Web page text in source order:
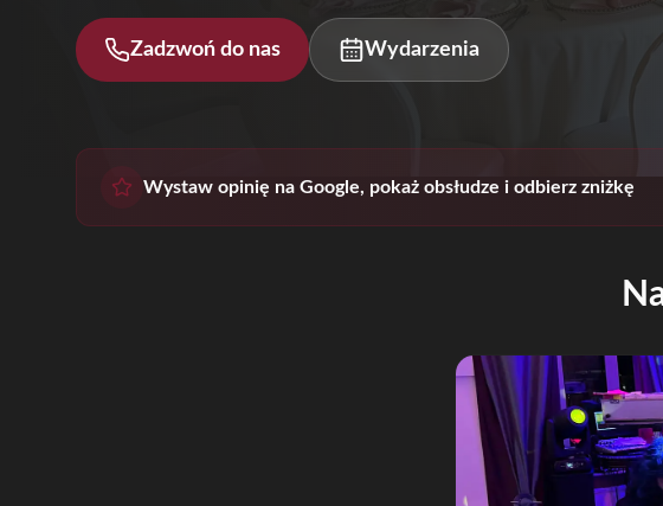
Zadzwoń do nas Wydarzenia
Wystaw opinię na Google, pokaż obsłudze i odbierz zniżkę